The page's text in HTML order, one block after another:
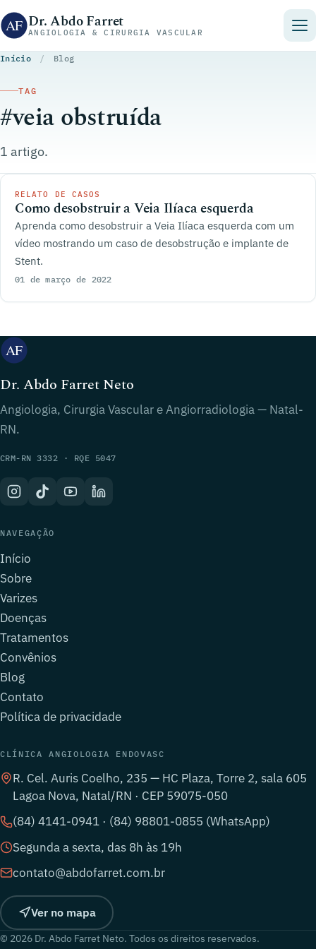
Pular para o conteúdo
Dr. Abdo Farret
ANGIOLOGIA & CIRURGIA VASCULAR
Início / Blog
TAG
#veia obstruída
1 artigo.
RELATO DE CASOS
Como desobstruir a Veia Ilíaca esquerda
Aprenda como desobstruir a Veia Ilíaca esquerda com um
vídeo mostrando um caso de desobstrução e implante de
Stent.
01 de março de 2022
Dr. Abdo Farret Neto
Angiologia, Cirurgia Vascular e Angiorradiologia — Natal-
RN.
CRM-RN 3332 · RQE 5047
NAVEGAÇÃO
Início
Sobre
Varizes
Doenças
Tratamentos
Convênios
Blog
Contato
Política de privacidade
CLÍNICA ANGIOLOGIA ENDOVASC
R. Cel. Auris Coelho, 235 — HC Plaza, Torre 2, sala 605
Lagoa Nova, Natal/RN · CEP 59075-050
(84) 4141-0941 · (84) 98801-0855 (WhatsApp)
Segunda a sexta, das 8h às 19h
contato@abdofarret.com.br
Ver no mapa
© 2026 Dr. Abdo Farret Neto. Todos os direitos reservados.